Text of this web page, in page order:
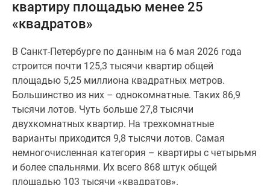
застройщики
помещения
Квартиры
карте
Эксперты
авторы
Машино-
места
квартиру площадью менее 25
«квадратов»
В Санкт-Петербурге по данным на 6 мая 2026 года
строится почти 125,3 тысячи квартир общей
площадью 5,25 миллиона квадратных метров.
Большинство из них – однокомнатные. Таких 86,9
тысячи лотов. Чуть больше 27,8 тысячи
двухкомнатных квартир. На трехкомнатные
варианты приходится 9,8 тысячи лотов. Самая
немногочисленная категория – квартиры с четырьмя
и более спальнями. Их всего 868 штук общей
площадью 103 тысячи «квадратов».